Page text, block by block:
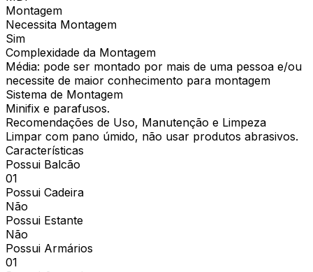
Montagem
Necessita Montagem
Sim
Complexidade da Montagem
Média: pode ser montado por mais de uma pessoa e/ou
necessite de maior conhecimento para montagem
Sistema de Montagem
Minifix e parafusos.
Recomendações de Uso, Manutenção e Limpeza
Limpar com pano úmido, não usar produtos abrasivos.
Características
Possui Balcão
01
Possui Cadeira
Não
Possui Estante
Não
Possui Armários
01